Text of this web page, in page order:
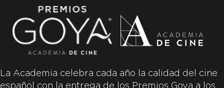
La Academia celebra cada año la calidad del cine
español con la entrega de los Premios Goya a los